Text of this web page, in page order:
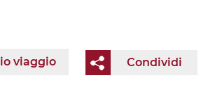
Condividi
viaggio